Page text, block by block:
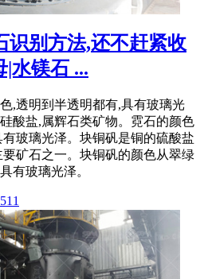
识别方法,还不赶紧收
|水镁石 ...
,透明到半透明都有,具有玻璃光
酸盐,属辉石类矿物。霓石的颜色
玻璃光泽。块铜矾是铜的硫酸盐
矿石之一。块铜矾的颜色从翠绿
有玻璃光泽。